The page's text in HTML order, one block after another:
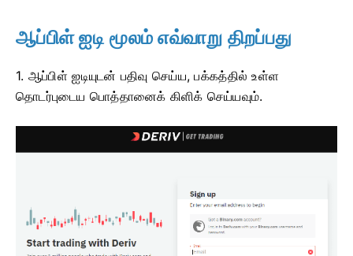
ஆப்பிள் ஐடி மூலம் எவ்வாறு திறப்பது
1. ஆப்பிள் ஐடியுடன் பதிவு செய்ய, பக்கத்தில் உள்ள
தொடர்புடைய பொத்தானைக் கிளிக் செய்யவும்.